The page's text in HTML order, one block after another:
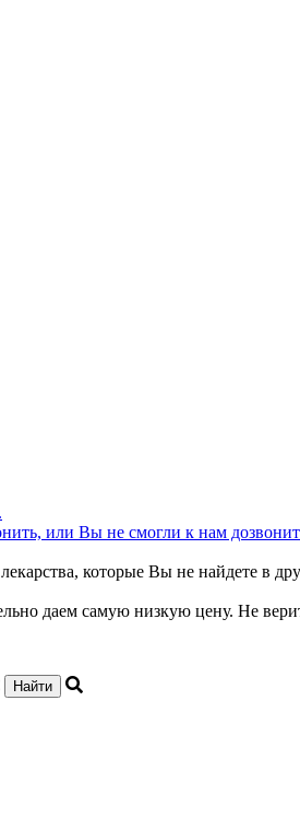
или Вы не смогли к нам
которые Вы не найдете в
даем самую низкую цену. Не
Найти